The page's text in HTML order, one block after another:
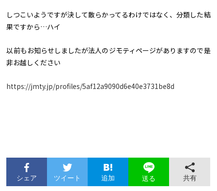
しつこいようですが決して散らかってるわけではなく、分類した結
果ですから…ハイ
以前もお知らせしましたが法人のジモティページがありますので是
非お越しください
https://jmty.jp/profiles/5af12a9090d6e40e3731be8d
シェア ツイート 追加 送る 共有